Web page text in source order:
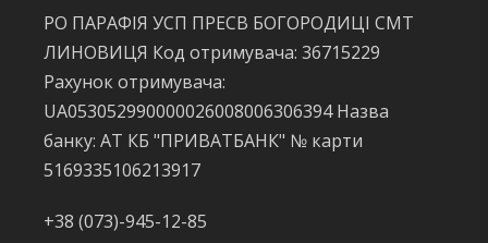
РО ПАРАФІЯ УСП ПРЕСВ БОГОРОДИЦІ СМТ
ЛИНОВИЦЯ Код отримувача: 36715229
Рахунок отримувача:
UA053052990000026008006306394 Назва
банку: АТ КБ "ПРИВАТБАНК" № карти
5169335106213917
+38 (073)-945-12-85